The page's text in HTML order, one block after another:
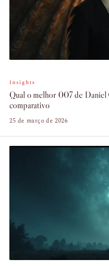
Insights
Qual o melhor 007 de Daniel
comparativo
25 de março de 2026